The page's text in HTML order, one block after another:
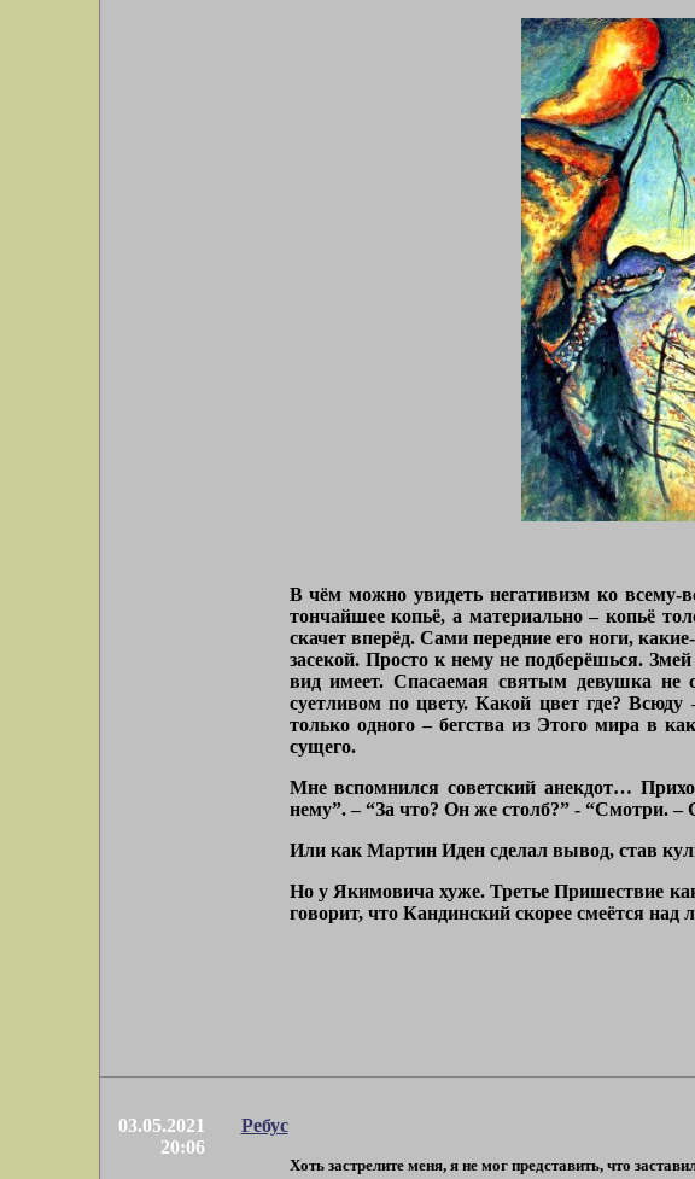
В чём можно увидеть негативизм ко
тончайшее копьё, а материально – копьё
скачет вперёд. Сами передние его ноги,
засекой. Просто к нему не подберёшься.
вид имеет. Спасаемая святым девушка не
суетливом по цвету. Какой цвет где?
только одного – бегства из Этого мира в
сущего.
Мне вспомнился советский анекдот…
нему”. – “За что? Он же столб?” -
Или как Мартин Иден сделал вывод, став
Но у Якимовича хуже. Третье Пришествие
говорит, что Кандинский скорее смеётся
03.05.2021
20:06
Ребус
Хоть застрелите меня, я не мог представить, что